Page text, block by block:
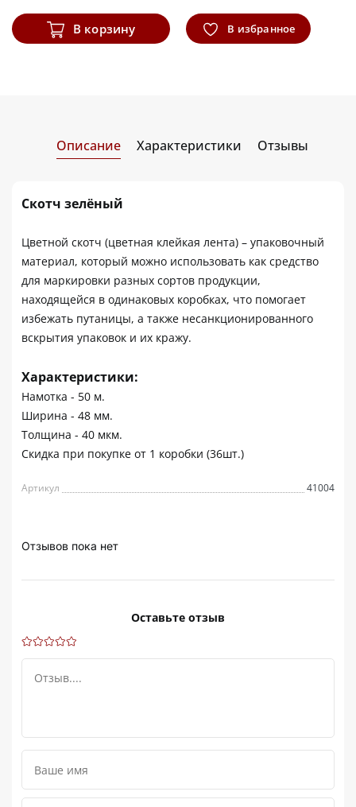
В корзину В избранное
Описание Характеристики Отзывы
Скотч зелёный
Цветной скотч (цветная клейкая лента) – упаковочный
материал, который можно использовать как средство
для маркировки разных сортов продукции,
находящейся в одинаковых коробках, что помогает
избежать путаницы, а также несанкционированного
вскрытия упаковок и их кражу.
Характеристики:
Намотка - 50 м.
Ширина - 48 мм.
Толщина - 40 мкм.
Скидка при покупке от 1 коробки (36шт.)
Артикул 41004
Отзывов пока нет
Оставьте отзыв